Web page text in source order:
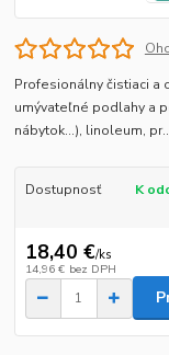
Profesionálny čistiaci a
umývateľné podlahy a
nábytok...), linoleum,
Dostupnosť K
18,40 €/ks
14,96 € bez DPH